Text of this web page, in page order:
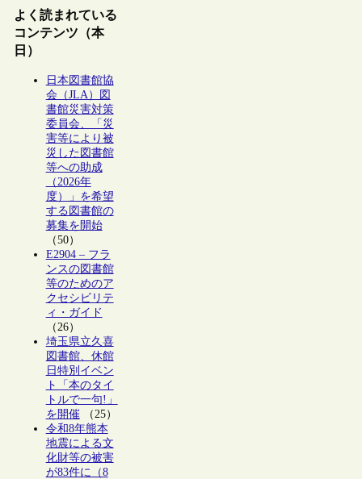
よく読まれている
コンテンツ（本
日）
日本図書館協
会（JLA）図
書館災害対策
委員会、「災
害等により被
災した図書館
等への助成
（2026年
度）」を希望
する図書館の
募集を開始
（50）
E2904 – フラ
ンスの図書館
等のためのア
クセシビリテ
ィ・ガイド
（26）
埼玉県立久喜
図書館、休館
日特別イベン
ト「本のタイ
トルで一句!」
を開催（25）
令和8年熊本
地震による文
化財等の被害
が83件に（8